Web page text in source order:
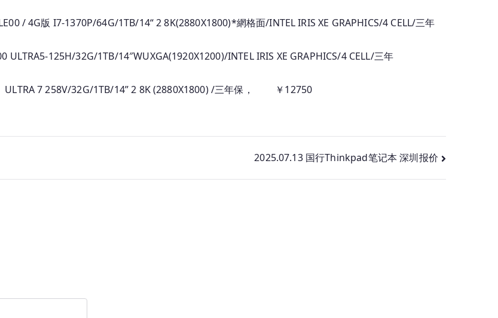
價
/ 4G版 I7-1370P/64G/1TB/14“ 2 8K(2880X1800)*網格面/INTEL IRIS XE GRAPHICS/4 CELL/三年
125H/32G/1TB/14″WUXGA(1920X1200)/INTEL IRIS XE GRAPHICS/4 CELL/三年
7 258V/32G/1TB/14” 2 8K (2880X1800) /三年保， ￥12750
2025.07.13 国行Thinkpad笔记本 深圳报价